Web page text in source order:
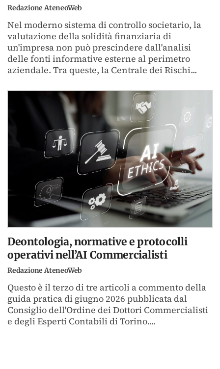
Redazione AteneoWeb
Nel moderno sistema di controllo societario, la
valutazione della solidità finanziaria di
un'impresa non può prescindere dall'analisi
delle fonti informative esterne al perimetro
aziendale. Tra queste, la Centrale dei Rischi...
Deontologia, normative e protocolli
operativi nell’AI Commercialisti
Redazione AteneoWeb
Questo è il terzo di tre articoli a commento della
guida pratica di giugno 2026 pubblicata dal
Consiglio dell'Ordine dei Dottori Commercialisti
e degli Esperti Contabili di Torino....